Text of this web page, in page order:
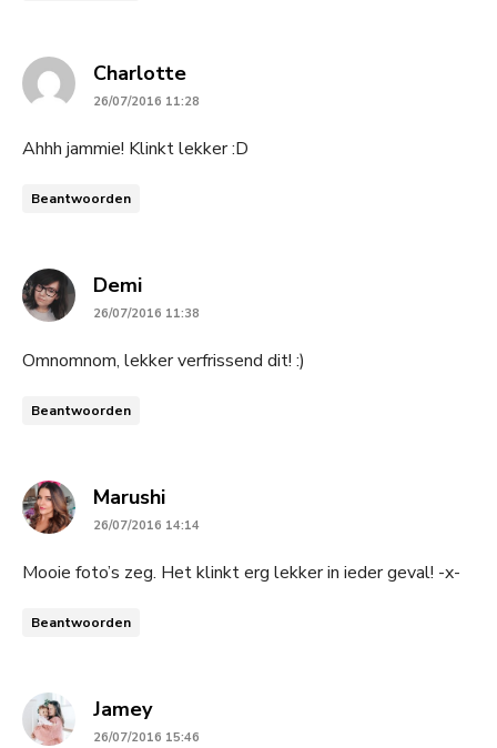
Charlottesays:
26/07/2016 11:28
Ahhh jammie! Klinkt lekker :D
Beantwoorden
Demisays:
26/07/2016 11:38
Omnomnom, lekker verfrissend dit! :)
Beantwoorden
Marushisays:
26/07/2016 14:14
Mooie foto’s zeg. Het klinkt erg lekker in ieder geval! -x-
Beantwoorden
Jameysays:
26/07/2016 15:46